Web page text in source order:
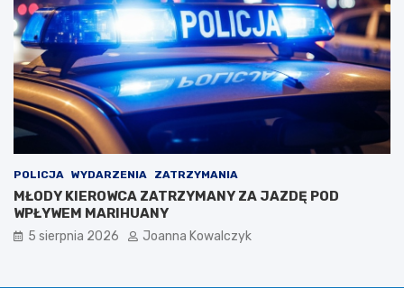
POLICJA WYDARZENIA ZATRZYMANIA
MŁODY KIEROWCA ZATRZYMANY ZA JAZDĘ POD
WPŁYWEM MARIHUANY
5 sierpnia 2026 Joanna Kowalczyk